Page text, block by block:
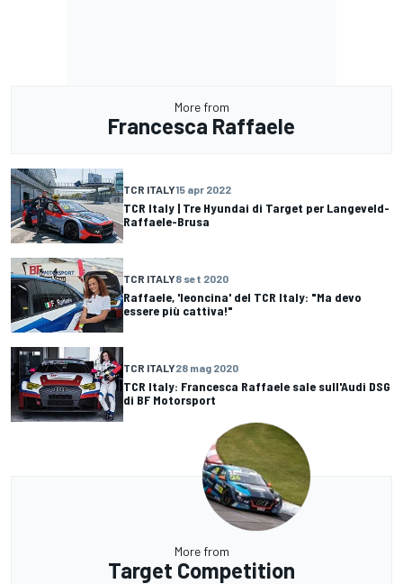
More from
Francesca Raffaele
TCR ITALY15 apr 2022
TCR Italy | Tre Hyundai di Target per Langeveld-
Raffaele-Brusa
TCR ITALY8 set 2020
Raffaele, 'leoncina' del TCR Italy: "Ma devo
essere più cattiva!"
TCR ITALY28 mag 2020
TCR Italy: Francesca Raffaele sale sull'Audi DSG
di BF Motorsport
More from
Target Competition